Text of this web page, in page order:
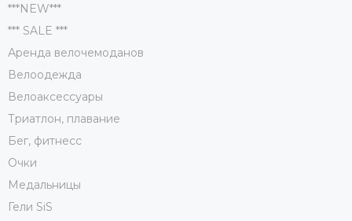
***NEW***
*** SALE ***
Аренда велочемоданов
Велоодежда
Велоаксессуары
Триатлон, плавание
Бег, фитнесс
Очки
Медальницы
Гели SiS